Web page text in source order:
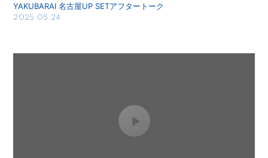
YAKUBARAI 名古屋UP SETアフタートーク
2025.05.24